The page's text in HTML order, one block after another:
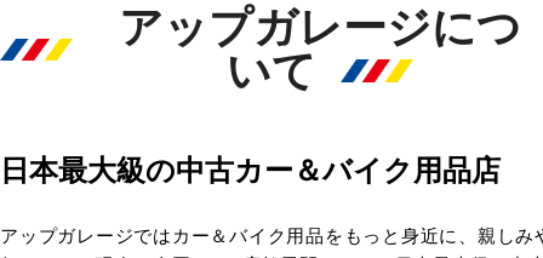
アップガレージにつ
いて
日本最大級の中古カー＆バイク用品店
アップガレージではカー＆バイク用品をもっと身近に、親し